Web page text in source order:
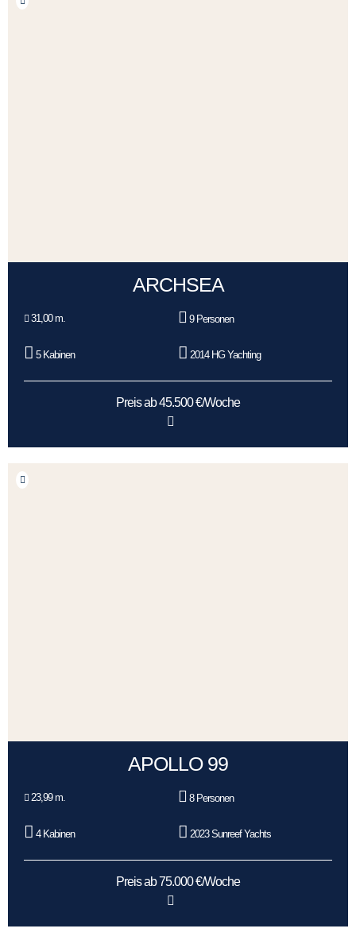
ARCHSEA
31,00 m. 9 Personen
5 Kabinen 2014 HG Yachting
Preis ab 45.500 €/Woche
APOLLO 99
23,99 m. 8 Personen
4 Kabinen 2023 Sunreef Yachts
Preis ab 75.000 €/Woche